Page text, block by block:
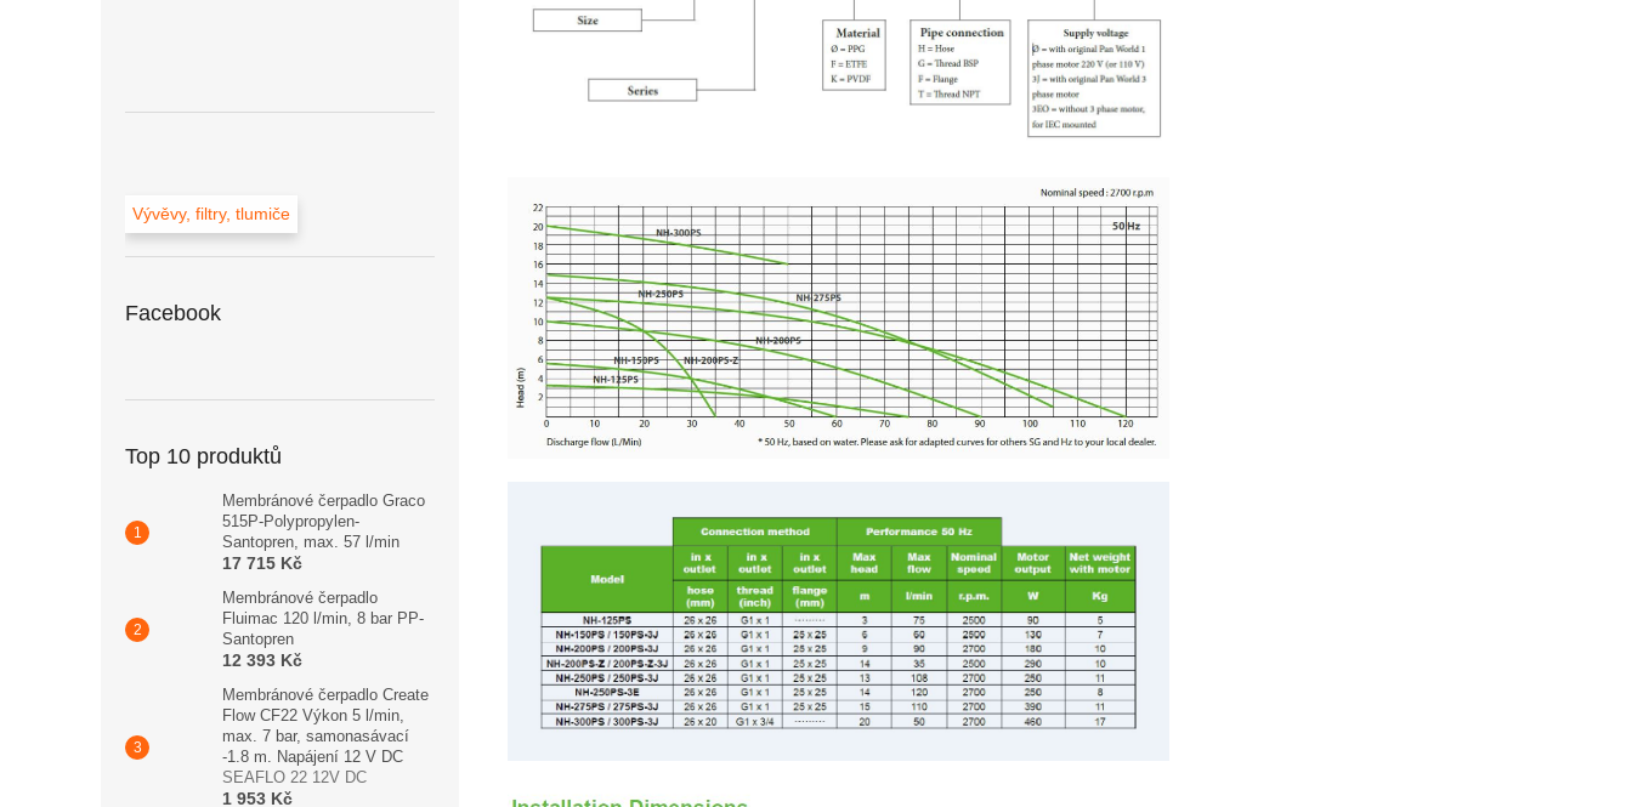
Vývěvy, filtry, tlumiče
Facebook
Top 10 produktů
Membránové čerpadlo Graco
515P-Polypropylen-
Santopren, max. 57 l/min
17 715 Kč
Membránové čerpadlo
Fluimac 120 l/min, 8 bar PP-
Santopren
12 393 Kč
Membránové čerpadlo Create
Flow CF22 Výkon 5 l/min,
max. 7 bar, samonasávací
-1.8 m. Napájení 12 V DC
SEAFLO 22 12V DC
1 953 Kč